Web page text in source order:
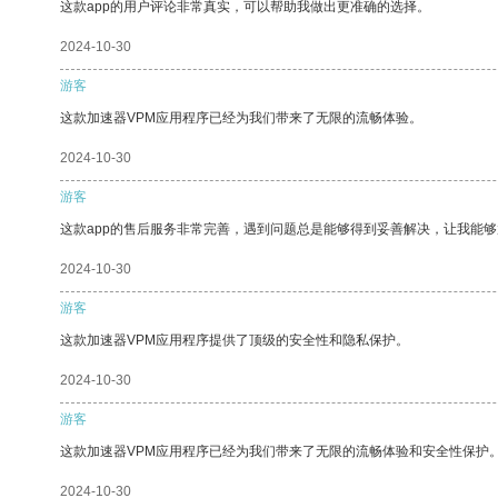
这款app的用户评论非常真实，可以帮助我做出更准确的选择。
2024-10-30
游客
这款加速器VPM应用程序已经为我们带来了无限的流畅体验。
2024-10-30
游客
这款app的售后服务非常完善，遇到问题总是能够得到妥善解决，让我能够
2024-10-30
游客
这款加速器VPM应用程序提供了顶级的安全性和隐私保护。
2024-10-30
游客
这款加速器VPM应用程序已经为我们带来了无限的流畅体验和安全性保护。
2024-10-30